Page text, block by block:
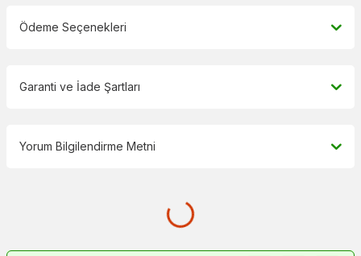
Ödeme Seçenekleri
Garanti ve İade Şartları
Yorum Bilgilendirme Metni